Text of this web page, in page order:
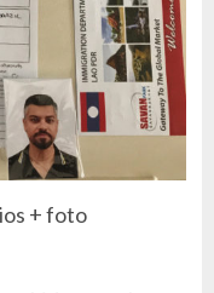
+ foto